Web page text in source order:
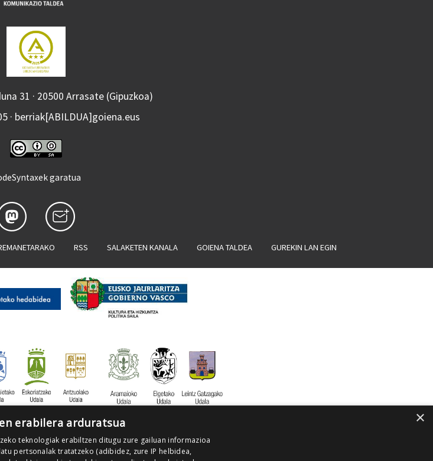
31 · 20500 Arrasate (Gipuzkoa)
· berriak[ABILDUA]goiena.eus
garatua
RSS SALAKETEN KANALA GOIENA TALDEA GUREKIN LAN EGIN
×
erabilera arduratsua
teknologiak erabiltzen ditugu zure gailuan informazioa
pertsonalak tratatzeko (adibidez, zure IP helbidea,